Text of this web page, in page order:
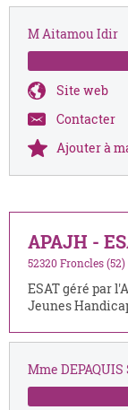
M Aitamou Idir
Site web
Contacter
Ajouter à
APAJH -
52320 Froncles (52)
ESAT géré par
Jeunes
Mme